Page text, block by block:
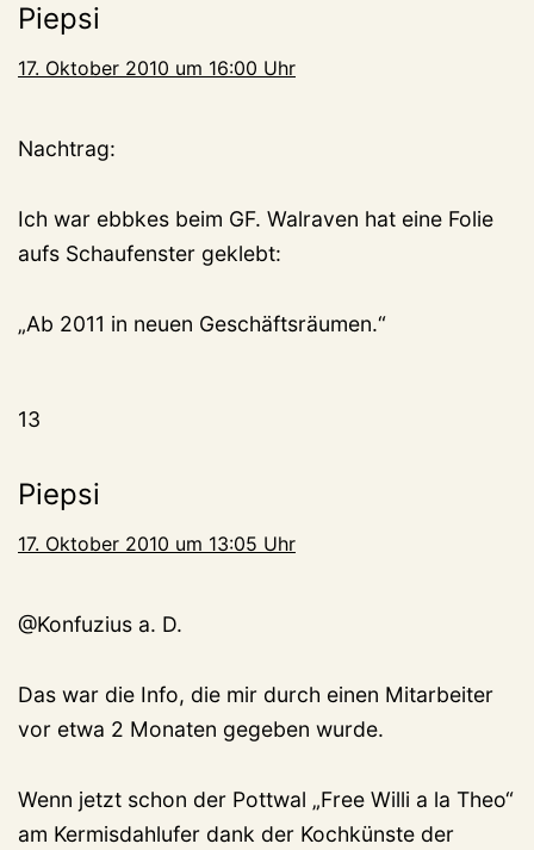
Piepsi
17. Oktober 2010 um 16:00 Uhr
Nachtrag:
Ich war ebbkes beim GF. Walraven hat eine Folie
aufs Schaufenster geklebt:
„Ab 2011 in neuen Geschäftsräumen.“
13
Piepsi
17. Oktober 2010 um 13:05 Uhr
@Konfuzius a. D.
Das war die Info, die mir durch einen Mitarbeiter
vor etwa 2 Monaten gegeben wurde.
Wenn jetzt schon der Pottwal „Free Willi a la Theo“
am Kermisdahlufer dank der Kochkünste der